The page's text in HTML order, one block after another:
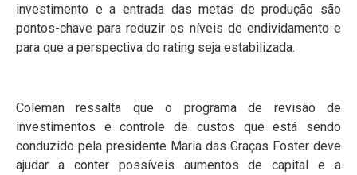
investimento e a entrada das metas de produção são
pontos-chave para reduzir os níveis de endividamento e
para que a perspectiva do rating seja estabilizada.
Coleman ressalta que o programa de revisão de
investimentos e controle de custos que está sendo
conduzido pela presidente Maria das Graças Foster deve
ajudar a conter possíveis aumentos de capital e a